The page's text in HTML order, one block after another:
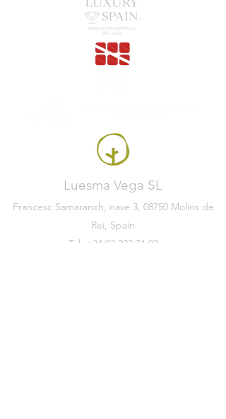
Luesma Vega SL
Francesc Samaranch, nave 3, 08750 Molins de
Rei, Spain
Tel:
+34 93 222 71 93